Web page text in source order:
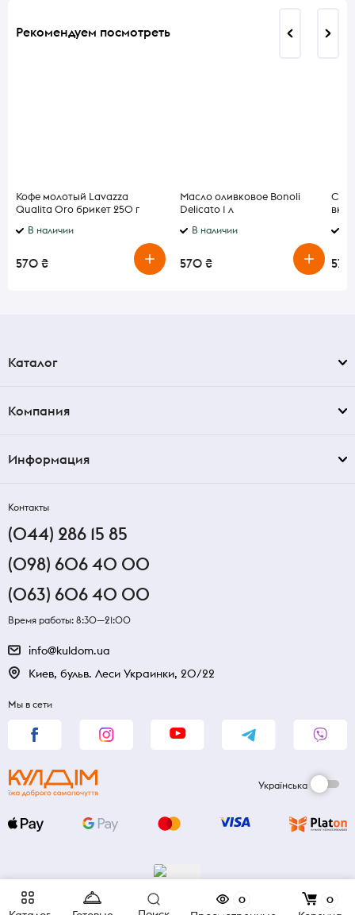
0 0
Рекомендуем посмотреть
Кофе молотый Lavazza
Qualita Oro брикет 250 г
В наличии
570 ₴
Масло оливковое Bonoli
Delicato 1 л
В наличии
570 ₴
Каталог
Компания
Информация
Контакты
(044) 286 15 85
(098) 606 40 00
(063) 606 40 00
Время работы: 8:30—21:00
info@kuldom.ua
Киев, бульв. Леси Украинки, 20/22
Мы в сети
Українська